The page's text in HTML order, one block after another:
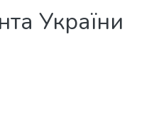
України